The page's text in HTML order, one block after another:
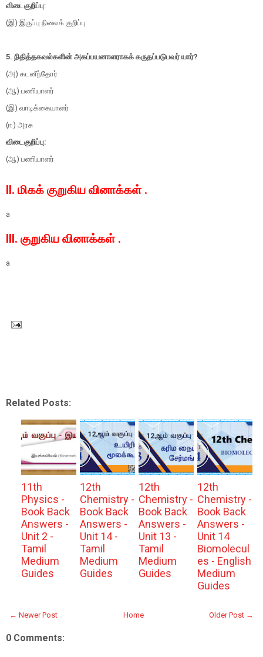
விடைகுறிப்பு:
(இ) இருப்பு நிலைக் குறிப்பு
5. நிதித்தகவல்களின் அகப்பயனாளராகக் கருதப்படுபவர் யார்?
(அ) கடனீந்தோர்
(ஆ) பணியாளர்
(இ) வாடிக்கையாளர்
(ஈ) அரசு
விடைகுறிப்பு:
(ஆ) பணியாளர்
II. மிகக் குறுகிய வினாக்கள் .
a
III. குறுகிய வினாக்கள் .
a
Related Posts:
11th
Physics -
Book Back
Answers -
Unit 2 -
Tamil
Medium
Guides
12th
Chemistry -
Book Back
Answers -
Unit 14 -
Tamil
Medium
Guides
12th
Chemistry -
Book Back
Answers -
Unit 13 -
Tamil
Medium
Guides
12th
Chemistry -
Book Back
Answers -
Unit 14
Biomolecul
es - English
Medium
Guides
← Newer Post Older Post →
Home
0 Comments: